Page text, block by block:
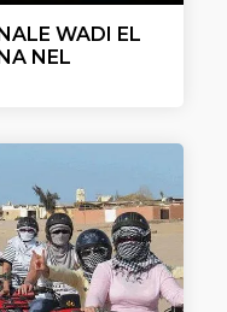
WADI EL
NEL